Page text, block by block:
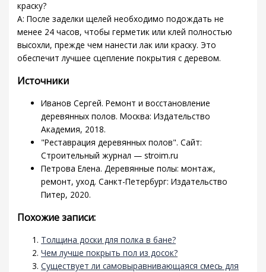
краску?
A: После заделки щелей необходимо подождать не
менее 24 часов, чтобы герметик или клей полностью
высохли, прежде чем нанести лак или краску. Это
обеспечит лучшее сцепление покрытия с деревом.
Источники
Иванов Сергей. Ремонт и восстановление
деревянных полов. Москва: Издательство
Академия, 2018.
"Реставрация деревянных полов". Сайт:
Строительный журнал — stroim.ru
Петрова Елена. Деревянные полы: монтаж,
ремонт, уход. Санкт-Петербург: Издательство
Питер, 2020.
Похожие записи:
Толщина доски для полка в бане?
Чем лучше покрыть пол из досок?
Существует ли самовыравнивающаяся смесь для